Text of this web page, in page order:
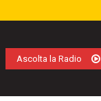
Ascolta la Radio